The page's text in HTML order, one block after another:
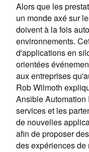
Alors que les
un monde axé sur
doivent à la fois
environnements.
d'applications en
orientées
aux entreprises
Rob Wilmoth
Ansible Automation
services et les
de nouvelles
afin de proposer
des expériences